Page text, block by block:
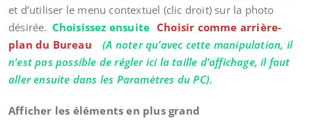
et d’utiliser le menu contextuel (clic droit) sur la photo
désirée. Choisissez ensuite Choisir comme arrière-
plan du Bureau
(A noter qu’avec cette manipulation, il
n’est pas possible de régler ici la taille d’affichage, il faut
aller ensuite dans les Paramètres du PC).
Afficher les éléments en plus grand